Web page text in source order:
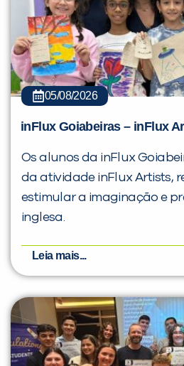
05/08/2026
inFlux Goiabeiras – inFlux
Os alunos da inFlux
da atividade inFlux Artists,
estimular a imaginação e
inglesa.
Leia mais...